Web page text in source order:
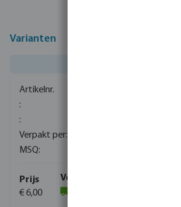
Varianten
€ 6,00